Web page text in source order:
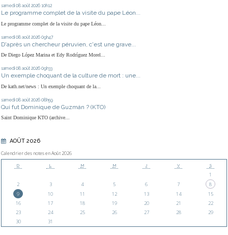
samedi 08 août 2026 10h12
Le programme complet de la visite du pape Léon...
Le programme complet de la visite du pape Léon...
samedi 08 août 2026 09h47
D'après un chercheur péruvien, c'est une grave...
De Diego López Marina et Edy Rodríguez Morel...
samedi 08 août 2026 09h33
Un exemple choquant de la culture de mort : une...
De kath.net/news : Un exemple choquant de la...
samedi 08 août 2026 08h59
Qui fut Dominique de Guzmán ? (KTO)
Saint Dominique KTO (archive...
AOÛT 2026
Calendrier des notes en Août 2026
D L M M J V S
1
2
3 4 5 6 7
8
9
10 11 12 13 14
15
16
17 18 19 20 21
22
23
24 25 26 27 28
29
30
31